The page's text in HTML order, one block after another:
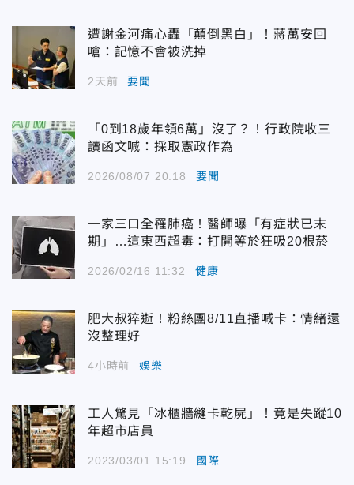
遭謝金河痛心轟「顛倒黑白」！蔣萬安回
嗆：記憶不會被洗掉
2天前 要聞
「0到18歲年領6萬」沒了？！行政院收三
讀函文喊：採取憲政作為
2026/08/07 20:18 要聞
一家三口全罹肺癌！醫師曝「有症狀已末
期」…這東西超毒：打開等於狂吸20根菸
2026/02/16 11:32 健康
肥大叔猝逝！粉絲團8/11直播喊卡：情緒還
沒整理好
4小時前 娛樂
工人驚見「冰櫃牆縫卡乾屍」！竟是失蹤10
年超市店員
2023/03/01 15:19 國際